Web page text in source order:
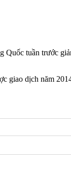
tuần trước
giao dịch năm